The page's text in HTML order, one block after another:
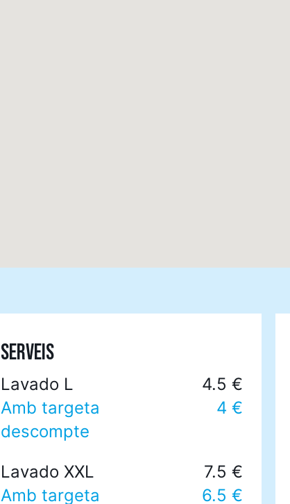
SERVEIS
Lavado L
4.5 €
Amb targeta
descompte
4 €
Lavado XXL
7.5 €
Amb targeta
6.5 €